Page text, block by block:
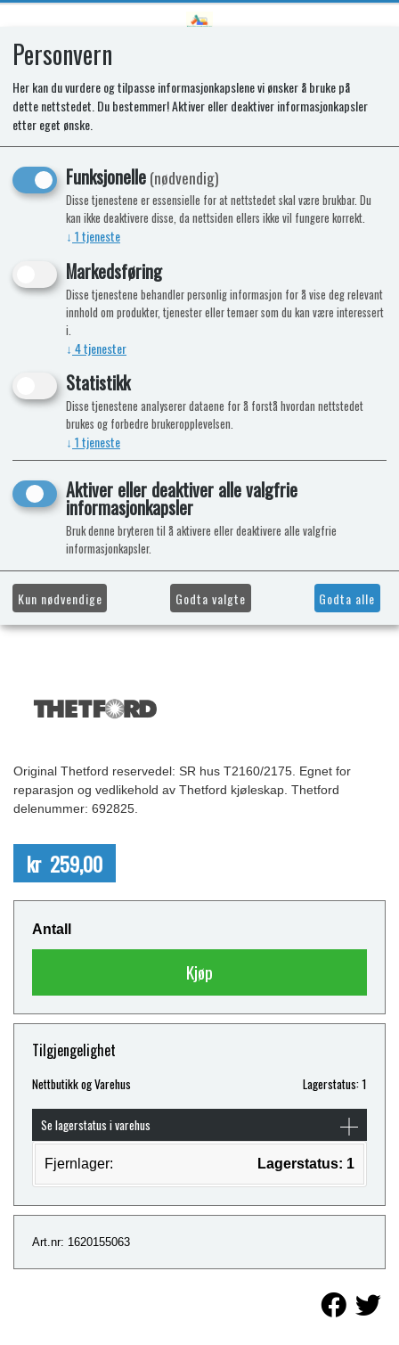
SR HOUSING T2160/2175
Original Thetford reservedel: SR hus T2160/2175. Egnet for
reparasjon og vedlikehold av Thetford kjøleskap. Thetford
delenummer: 692825.
kr 259,00
Antall
Kjøp
Tilgjengelighet
Nettbutikk og Varehus Lagerstatus: 1
Se lagerstatus i varehus
Fjernlager: Lagerstatus: 1
Art.nr: 1620155063
Personvern
Her kan du vurdere og tilpasse informasjonkapslene vi ønsker å bruke på
dette nettstedet. Du bestemmer! Aktiver eller deaktiver informasjonkapsler
etter eget ønske.
Funksjonelle(nødvendig)
Disse tjenestene er essensielle for at nettstedet skal være brukbar. Du
kan ikke deaktivere disse, da nettsiden ellers ikke vil fungere korrekt.
↓ 1tjeneste
Markedsføring
Disse tjenestene behandler personlig informasjon for å vise deg relevant
innhold om produkter, tjenester eller temaer som du kan være interessert
i.
↓ 4tjenester
Statistikk
Disse tjenestene analyserer dataene for å forstå hvordan nettstedet
brukes og forbedre brukeropplevelsen.
↓ 1tjeneste
Aktiver eller deaktiver alle valgfrie
informasjonkapsler
Bruk denne bryteren til å aktivere eller deaktivere alle valgfrie
informasjonkapsler.
Kun nødvendige Godta valgte Godta alle